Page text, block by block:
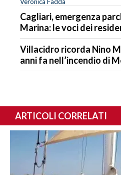
Veronica Fadda
Cagliari, emergenza
Marina: le voci dei
Villacidro ricorda Nino
anni fa nell’incendio di
ARTICOLI CORRELATI